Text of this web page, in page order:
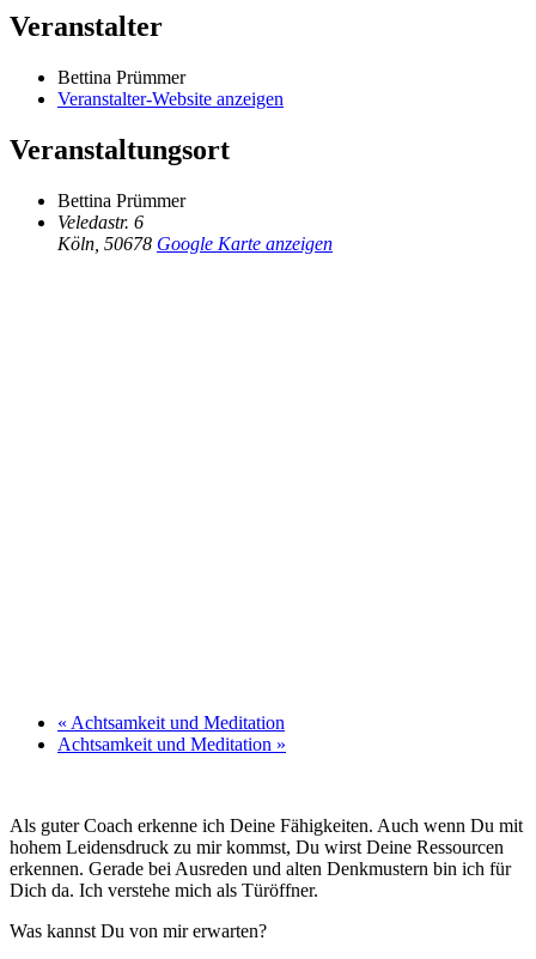
Veranstalter
Bettina Prümmer
Veranstalter-Website anzeigen
Veranstaltungsort
Bettina Prümmer
Veledastr. 6
Köln 50678 Google Karte anzeigen
« Achtsamkeit und Meditation
Achtsamkeit und Meditation »
Als guter Coach erkenne ich Deine Fähigkeiten. Auch wenn Du mit
hohem Leidensdruck zu mir kommst, Du wirst Deine Ressourcen
erkennen. Gerade bei Ausreden und alten Denkmustern bin ich für
Dich da. Ich verstehe mich als Türöffner.
Was kannst Du von mir erwarten?